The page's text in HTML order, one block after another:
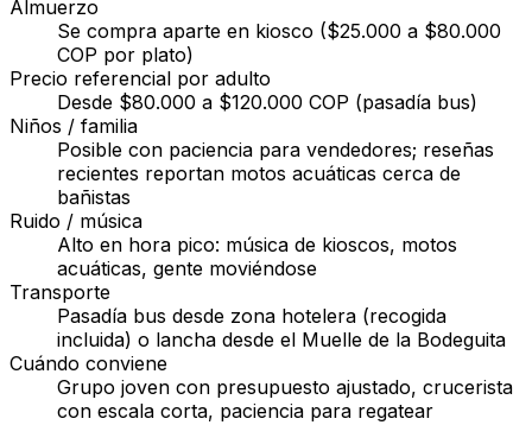
Almuerzo
Se compra aparte en kiosco ($25.000 a $80.000
COP por plato)
Precio referencial por adulto
Desde $80.000 a $120.000 COP (pasadía bus)
Niños / familia
Posible con paciencia para vendedores; reseñas
recientes reportan motos acuáticas cerca de
bañistas
Ruido / música
Alto en hora pico: música de kioscos, motos
acuáticas, gente moviéndose
Transporte
Pasadía bus desde zona hotelera (recogida
incluida) o lancha desde el Muelle de la Bodeguita
Cuándo conviene
Grupo joven con presupuesto ajustado, crucerista
con escala corta, paciencia para regatear